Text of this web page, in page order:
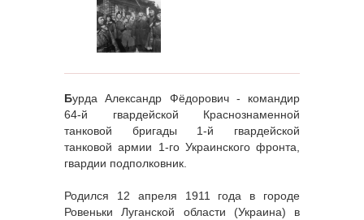
Бурда Александр Фёдорович - командир
64-й гвардейской Краснознаменной
танковой бригады 1-й гвардейской
танковой армии 1-го Украинского фронта,
гвардии подполковник.
Родился 12 апреля 1911 года в городе
Ровеньки Луганской области (Украина) в